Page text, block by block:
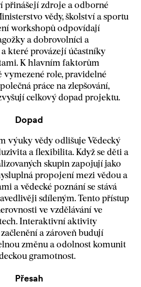
přinášejí zdroje a odborné
vědy, školství a sportu
workshopů odpovídají
a dobrovolníci a
které provázejí účastníky
K hlavním faktorům
vymezené role, pravidelné
práce na zlepšování,
celkový dopad projektu.
Dopad
výuky vědy odlišuje Vědecký
a flexibilita. Když se děti a
skupin zapojují jako
propojení mezi vědou a
a vědecké poznání se stává
sdíleným. Tento přístup
ve vzdělávání ve
Interaktivní aktivity
a zároveň budují
změnu a odolnost komunit
gramotnost.
Přesah